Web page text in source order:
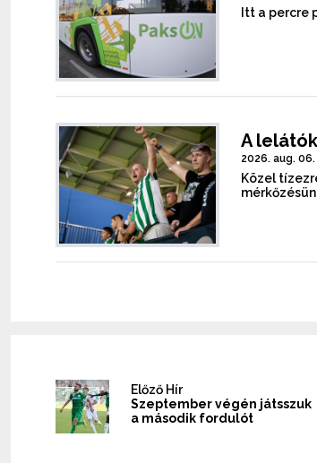
Itt a percre
A
2026. aug. 06.
Közel
Előző Hír
Szeptember végén játsszuk
a második fordulót